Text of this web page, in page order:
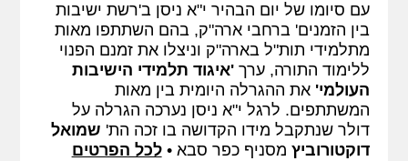
עם סיומו של יום הבהיר י"א ניסן ב'רשת ישיבות
בין הזמנים' ברחבי ארה"ק, בהם השתתפו מאות
מתלמידי תות"ל בארה"ק וניצלו את זמנם הפנוי
ללימוד התורה, ערך 'איגוד תלמידי הישיבות
העולמי' את ההגרלה היומית בין מאות
המשתתפים. לרגל י"א ניסן נערכה הגרלה על
דולר שנתקבל מידו הקדושה בו זכה הת' שמואל
דוקטורוביץ מסניף כפר סבא •לכל הפרטים